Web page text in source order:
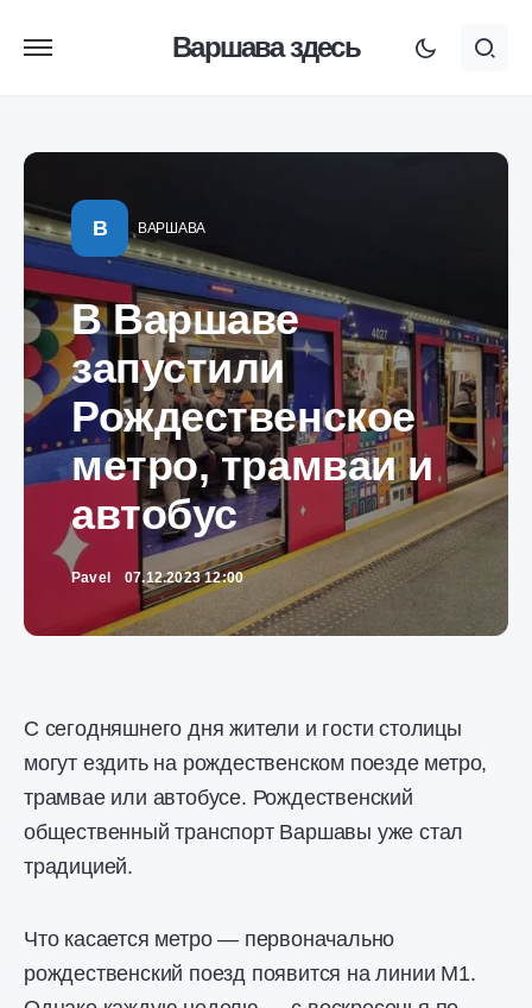
Варшава здесь
В ВАРШАВА
В Варшаве
запустили
Рождественское
метро, трамваи и
автобус
Pavel 07.12.2023 12:00
С сегодняшнего дня жители и гости столицы
могут ездить на рождественском поезде метро, ​​
трамвае или автобусе. Рождественский
общественный транспорт Варшавы уже стал
традицией.
Что касается метро — первоначально
рождественский поезд появится на линии М1.